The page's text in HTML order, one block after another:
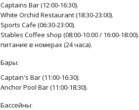
Captains Bar (12:00-16:30).
White Orchid Restaurant (18:30-23:00).
Sports Cafe (06:30-23:00).
Stables Coffee shop (08:00-10:00 / 16:00-18:00).
питание в номерах (24 часа).
Бары:
Captain's Bar (11:00-16:30).
Anchor Pool Bar (11:00-18:30).
Бассейны: